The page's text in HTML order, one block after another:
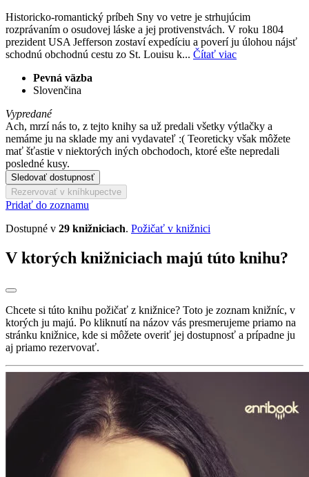
Historicko-romantický príbeh Sny vo vetre je strhujúcim
rozprávaním o osudovej láske a jej protivenstvách. V roku 1804
prezident USA Jefferson zostaví expedíciu a poverí ju úlohou nájsť
schodnú obchodnú cestu zo St. Louisu k... Čítať viac
Pevná väzba
Slovenčina
Vypredané
Ach, mrzí nás to, z tejto knihy sa už predali všetky výtlačky a
nemáme ju na sklade my ani vydavateľ :( Teoreticky však môžete
mať šťastie v niektorých iných obchodoch, ktoré ešte nepredali
posledné kusy.
Sledovať dostupnosť
Rezervovať v kníhkupectve
Pridať do zoznamu
Dostupné v 29 knižniciach. Požičať v knižnici
V ktorých knižniciach majú túto knihu?
Chcete si túto knihu požičať z knižnice? Toto je zoznam knižníc, v
ktorých ju majú. Po kliknutí na názov vás presmerujeme priamo na
stránku knižnice, kde si môžete overiť jej dostupnosť a prípadne ju
aj priamo rezervovať.